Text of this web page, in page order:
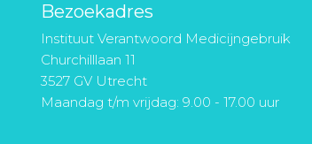
Bezoekadres
Instituut Verantwoord Medicijngebruik
Churchilllaan 11
3527 GV Utrecht
Maandag t/m vrijdag: 9.00 - 17.00 uur